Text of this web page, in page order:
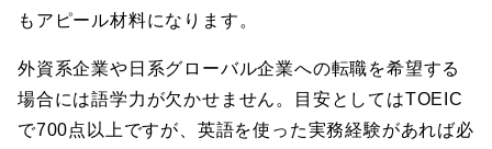
もアピール材料になります。
外資系企業や日系グローバル企業への転職を希望する
場合には語学力が欠かせません。目安としてはTOEIC
で700点以上ですが、英語を使った実務経験があれば必